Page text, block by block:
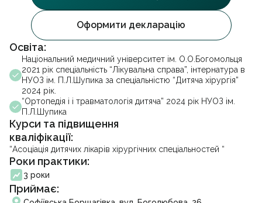
УЗД черевної порожнини
Стоматологія
Психотерапія
Гінекологія
Урологія
Проктологія
Ендокринологія
Отоларингологія
Дерматовенерологія
Кардіологія
Неврологія
Ортопедія і травматологія
Гастроентерологія
Масаж та реабілітація
Вакцинація
Видача довідок
Акційні пропозиції
Партнерство
Вакансії
Блог
Контакти
Facebook Instagram Telegram
Стоматологія
Франшиза
Освіта:
Національний медичний університет ім. О.О.Богомольця
2021 рік спеціальність “Лікувальна справа”, інтернатура в
НУОЗ ім. П.Л.Шупика за спеціальністю “Дитяча хірургія”
2024 рік.
“Ортопедія і і травматологія дитяча” 2024 рік НУОЗ ім.
П.Л.Шупика
Курси та підвищення
кваліфікації:
“Асоціація дитячих лікарів хірургічних спеціальностей “
Роки практики:
3 роки
Приймає:
Оформити декларацію